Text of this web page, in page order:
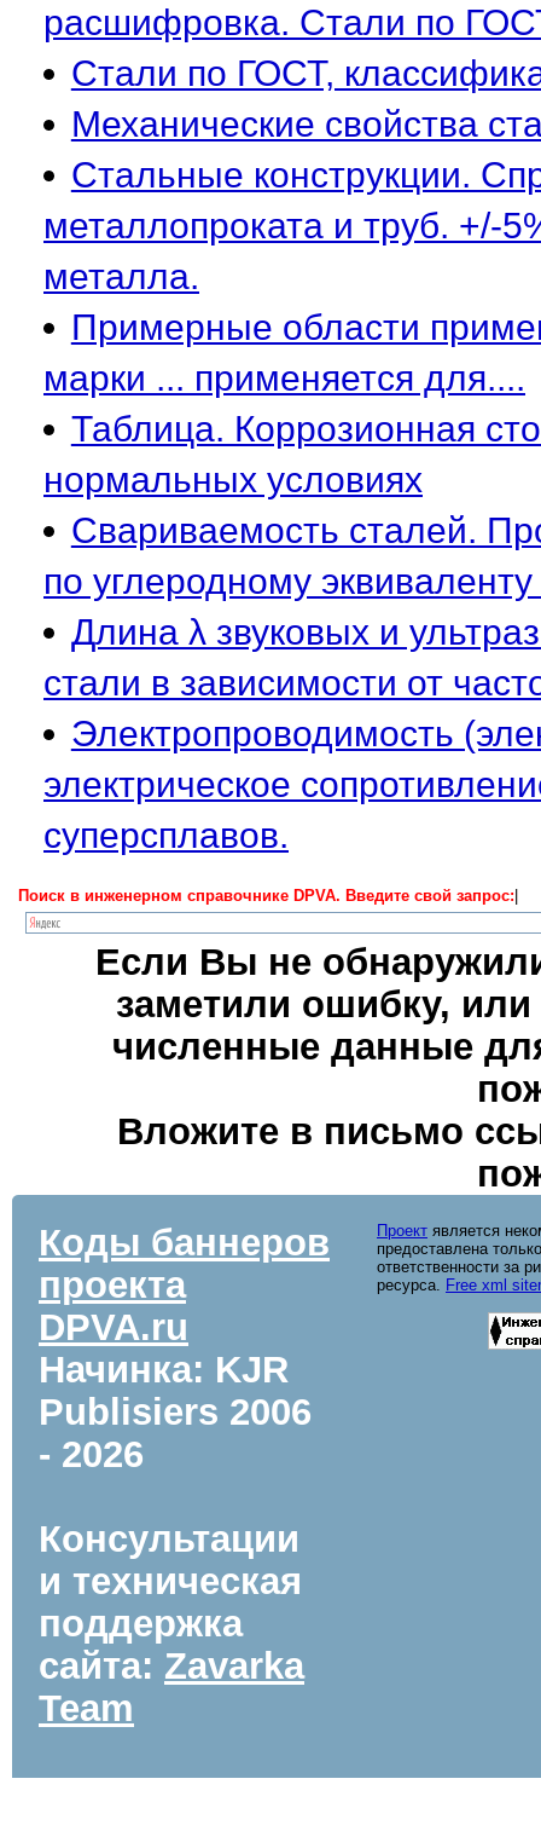
расшифровка. Стали по
Стали по ГОСТ,
Механические свойства
Стальные конструкции.
металлопроката и труб. +/-
металла.
Примерные области
марки ... применяется для....
Таблица. Коррозионная
нормальных условиях
Свариваемость сталей.
по углеродному
Длина λ звуковых и
стали в зависимости от
Электропроводимость
электрическое
суперсплавов.
Поиск в инженерном справочнике DPVA. Введите свой запрос:
Если Вы не
заметили ошибку,
численные данные
Вложите в письмо
Коды баннеров
проекта
DPVA.ru
Начинка: KJR
Publisiers 2006
- 2026
Консультации
и техническая
поддержка
сайта: Zavarka
Team
Проект является
предоставлена
ответственности за
ресурса. Free xml